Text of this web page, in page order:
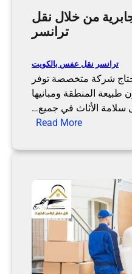
|
ت
ا
س
ت
ب
ا
س
ط
ة
ن
ا
ن
س
ر
من خلال نقل
ترانسر
ترانسر نقل عفس بالكويت
شركة متخصصة توفر
طبيعة المنطقة ومبانيها
الأثاث في جميع…
Read More
:
ق
ا
ل
ج